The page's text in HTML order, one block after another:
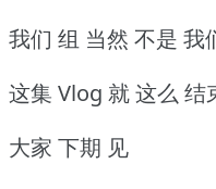
我们 组 当然 不是 我
这集 Vlog 就 这么 结
大家 下期 见